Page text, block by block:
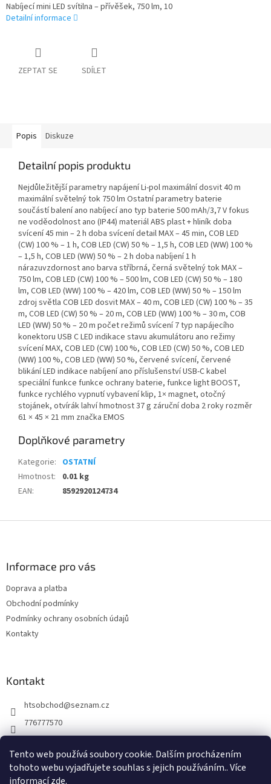
Tento web používá soubory cookie. Dalším procházením
tohoto webu vyjadřujete souhlas s jejich používáním.. Více
informacízde.
Nabíjecí mini LED svítilna – přívěšek, 750 lm, 10
Detailní informace
ZEPTAT SE SDÍLET
Popis Diskuze
Detailní popis produktu
Nejdůležitější parametry napájení Li-pol maximální dosvit 40 m
maximální světelný tok 750 lm Ostatní parametry baterie
součástí balení ano nabíjecí ano typ baterie 500 mAh/3,7 V fokus
ne voděodolnost ano (IP44) materiál ABS plast + hliník doba
svícení 45 min – 2 h doba svícení detail MAX – 45 min, COB LED
(CW) 100 % – 1 h, COB LED (CW) 50 % – 1,5 h, COB LED (WW) 100 %
– 1,5 h, COB LED (WW) 50 % – 2 h doba nabíjení 1 h
nárazuvzdornost ano barva stříbrná, černá světelný tok MAX –
750 lm, COB LED (CW) 100 % – 500 lm, COB LED (CW) 50 % – 180
lm, COB LED (WW) 100 % – 420 lm, COB LED (WW) 50 % – 150 lm
zdroj světla COB LED dosvit MAX – 40 m, COB LED (CW) 100 % – 35
m, COB LED (CW) 50 % – 20 m, COB LED (WW) 100 % – 30 m, COB
LED (WW) 50 % – 20 m počet režimů svícení 7 typ napájecího
konektoru USB C LED indikace stavu akumulátoru ano režimy
svícení MAX, COB LED (CW) 100 %, COB LED (CW) 50 %, COB LED
(WW) 100 %, COB LED (WW) 50 %, červené svícení, červené
blikání LED indikace nabíjení ano příslušenství USB-C kabel
speciální funkce funkce ochrany baterie, funkce light BOOST,
funkce rychlého vypnutí vybavení klip, 1× magnet, otočný
stojánek, otvírák lahví hmotnost 37 g záruční doba 2 roky rozměr
61 × 45 × 21 mm značka EMOS
Doplňkové parametry
Kategorie: OSTATNÍ
Hmotnost:
0.01 kg
EAN: 8592920124734
Informace pro vás
Doprava a platba
Obchodní podmínky
Podmínky ochrany osobních údajů
Kontakty
Kontakt
htsobchod@seznam.cz
776777570
https://www.facebook.com/Elektro-Vr%C5%A1ovick%C3%A1-229
214624677338